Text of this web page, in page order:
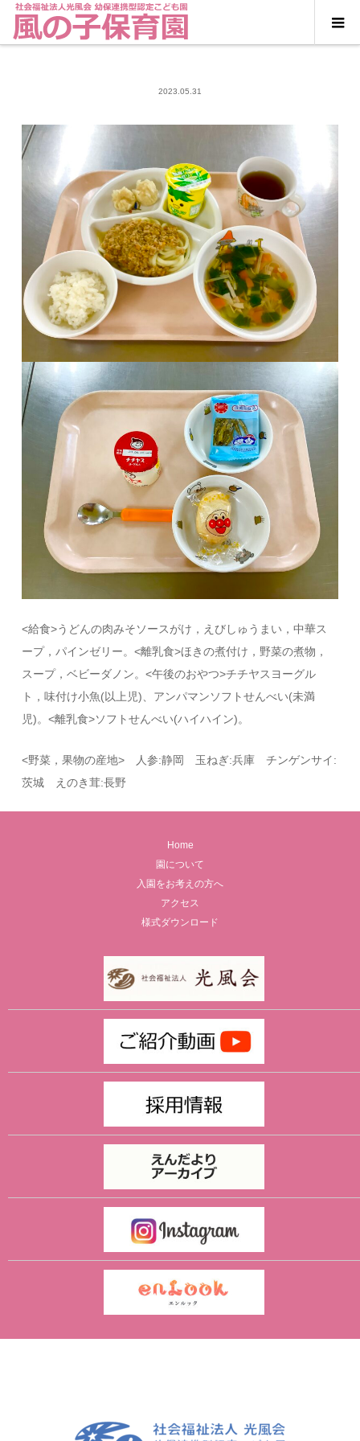
2023.05.31
<給食>うどんの肉みそソースがけ，えびしゅうまい，中華ス
ープ，パインゼリー。<離乳食>ほきの煮付け，野菜の煮物，
スープ，ベビーダノン。<午後のおやつ>チチヤスヨーグル
ト，味付け小魚(以上児)、アンパマンソフトせんべい(未満
児)。<離乳食>ソフトせんべい(ハイハイン)。
<野菜，果物の産地> 人参:静岡 玉ねぎ:兵庫 チンゲンサイ:
茨城 えのき茸:長野
Home
園について
入園をお考えの方へ
アクセス
様式ダウンロード